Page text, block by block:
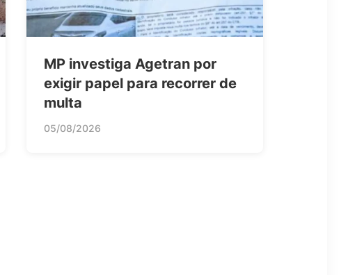
MP investiga Agetran por
exigir papel para recorrer de
multa
05/08/2026